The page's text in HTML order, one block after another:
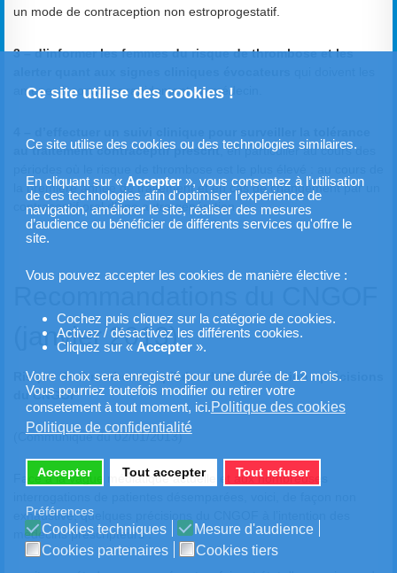
Ce site utilise des cookies !
Ce site utilise des cookies ou des technologies similaires.
En cliquant sur « Accepter», vous consentez à l’utilisation
de ces technologies afin d'optimiser l’expérience de
navigation, améliorer le site, réaliser des mesures
d’audience ou bénéficier de différents services qu'offre le
site.
Vous pouvez accepter les cookies de manière élective :
Cochez puis cliquez sur la catégorie de cookies.
Activez / désactivez les différents cookies.
Cliquez sur « Accepter».
Votre choix sera enregistré pour une durée de 12 mois.
Vous pourriez toutefois modifier ou retirer votre
consetement à tout moment, ici.Politique des cookies
Politique de confidentialité
Accepter Tout accepter Tout refuser
Préférences
Cookies techniques
Mesure d'audience
Cookies partenaires
Cookies tiers
un mode de contraception non estroprogestatif.
3 – d’informer les femmes du risque de thrombose et les
amener à consulter rapidement un médecin.
au traitement contraceptif prescrit , en particulier au cours des
la première année de traitement et en cas de changement par un
contraceptif oral d’une autre génération.
(janvier 2013)
Risque de thrombose et pilules de 3e génération : précisions
du CNGOF
(Communiqué du 02/01/2013)
Face à la vague médiatique actuelle et aux nombreuses
exhaustive, quelques précisions du CNGOF à l’intention des
médecins prescripteurs :